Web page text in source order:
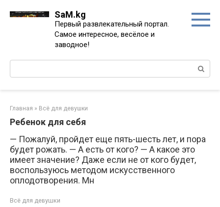
SaM.kg
Первый развлекательный портал.
Самое интересное, весёлое и
заводное!
Поиск:
Главная » Всё для девушки
Ребенок для себя
— Пожалуй, пройдет еще пять-шесть лет, и пора
будет рожать. — А есть от кого? — А какое это
имеет значение? Даже если не от кого будет,
воспользуюсь методом искусственного
оплодотворения. Мн
Всё для девушки